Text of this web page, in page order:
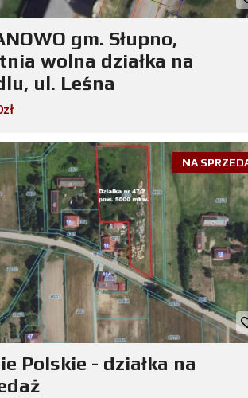
gm. Słupno,
wolna działka na
ul. Leśna
NA
Polskie - działka na